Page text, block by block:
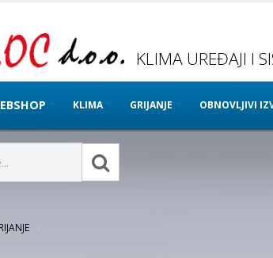
KLIMA UREĐAJI I
KLIMA GRIJANJE OBNOVLJIVI